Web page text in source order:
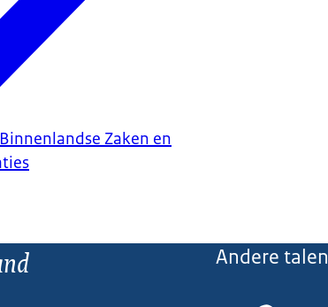
Zaken en
Andere talen